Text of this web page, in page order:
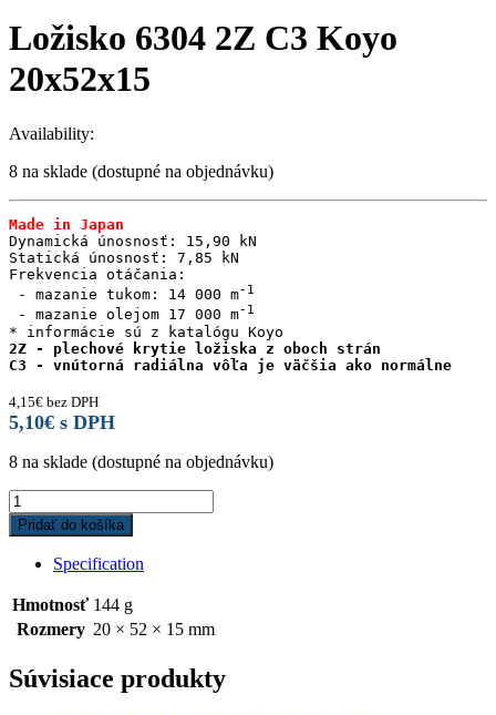
Ložisko 6304 2Z C3 Koyo
20x52x15
Availability:
8 na sklade (dostupné na objednávku)
Made in Japan
Dynamická únosnosť: 15,90 kN
Statická únosnosť: 7,85 kN
Frekvencia otáčania:
- mazanie tukom: 14 000 m
- mazanie olejom 17 000 m
2Z - plechové krytie ložiska z oboch strán
C3 - vnútorná radiálna vôľa je väčšia ako normálne
4,15€ bez DPH
5,10€ s DPH
8 na sklade (dostupné na objednávku)
Ložisko
6304
2Z
20x52x15
Pridať do košíka
Specification
Hmotnosť 144 g
Rozmery 20 × 52 × 15 mm
Súvisiace produkty